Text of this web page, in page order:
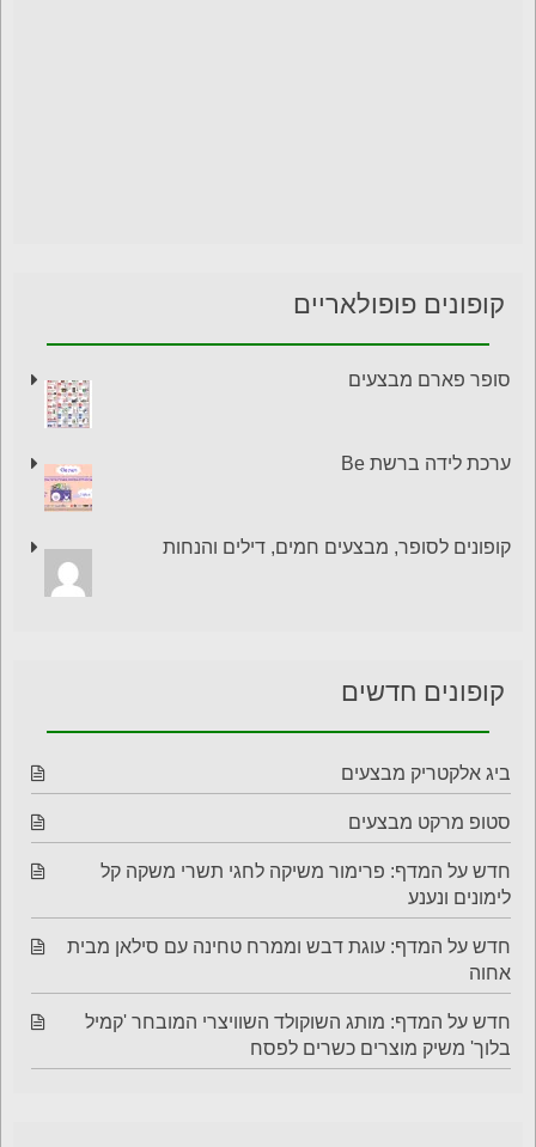
קופונים פופולאריים
סופר פארם מבצעים
ערכת לידה ברשת Be
קופונים לסופר, מבצעים חמים, דילים והנחות
קופונים חדשים
ביג אלקטריק מבצעים
סטופ מרקט מבצעים
חדש על המדף: פרימור משיקה לחגי תשרי משקה קל
לימונים ונענע
חדש על המדף: עוגת דבש וממרח טחינה עם סילאן מבית
אחוה
חדש על המדף: מותג השוקולד השוויצרי המובחר 'קמיל
בלוך' משיק מוצרים כשרים לפסח